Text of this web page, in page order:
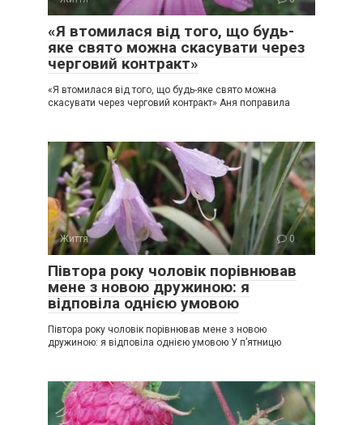
«Я втомилася від того, що будь-
яке свято можна скасувати через
черговий контракт»
«Я втомилася від того, що будь-яке свято можна
скасувати через черговий контракт» Аня поправила
Життя 0
Півтора року чоловік порівнював
мене з новою дружиною: я
відповіла однією умовою
Півтора року чоловік порівнював мене з новою
дружиною: я відповіла однією умовою У п’ятницю